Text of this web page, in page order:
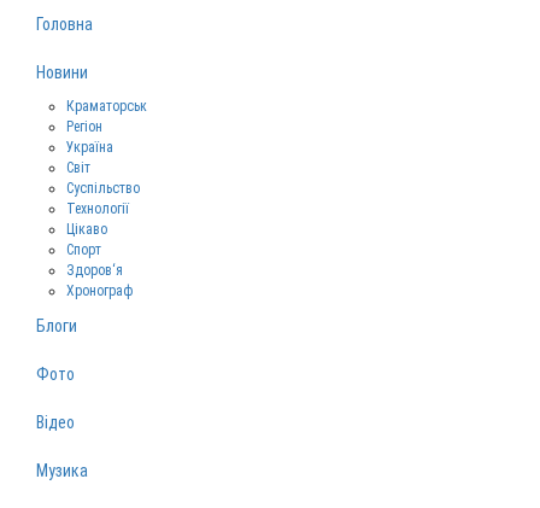
Головна
Новини
Краматорськ
Регіон
Україна
Світ
Суспільство
Технології
Цікаво
Спорт
Здоров‘я
Хронограф
Блоги
Фото
Відео
Музика